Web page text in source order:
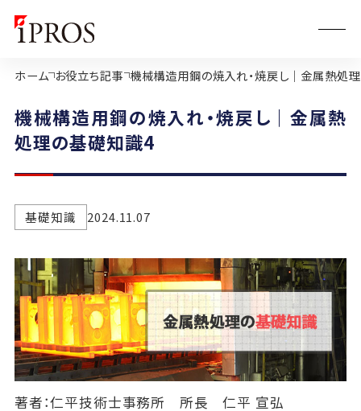
ホーム お役立ち記事 機械構造用鋼の焼入れ・焼戻し｜金属熱処
機械構造用鋼の焼入れ・焼戻し｜金属熱
処理の基礎知識4
基礎知識 2024.11.07
著者：仁平技術士事務所 所長 仁平 宣弘